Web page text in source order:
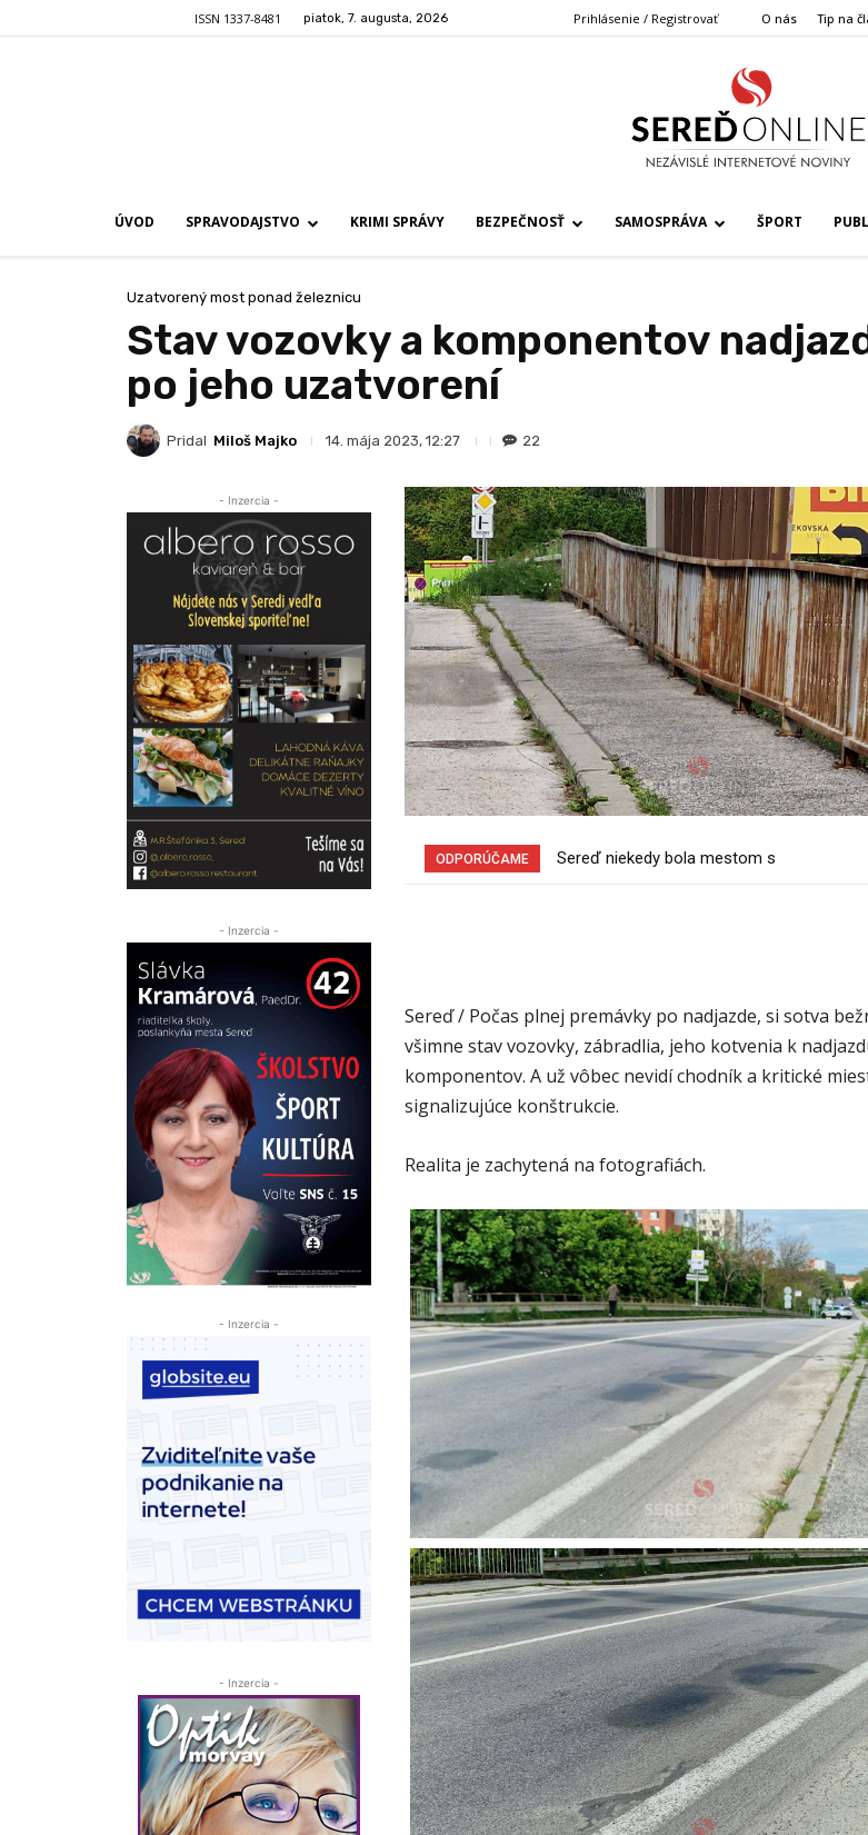
ISSN 1337-8481 piatok, 7. augusta, 2026 Prihlásenie / Registrovať O nás Tip na
ÚVOD SPRAVODAJSTVO KRIMI SPRÁVY BEZPEČNOSŤ SAMOSPRÁVA ŠPORT
Uzatvorený most ponad železnicu
Stav vozovky a komponentov
po jeho uzatvorení
Pridal Miloš Majko 14. mája 2023, 12:27 22
- Inzercia -
- Inzercia -
- Inzercia -
- Inzercia -
ODPORÚČAME
Pri venčení na Jesenského ulici mal
Sereď / Počas plnej premávky po nadjazde, si sotva
všimne stav vozovky, zábradlia, jeho kotvenia k
komponentov. A už vôbec nevidí chodník a kritické
signalizujúce konštrukcie.
Realita je zachytená na fotografiách.